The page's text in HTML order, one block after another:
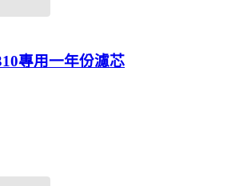
專用一年份濾芯